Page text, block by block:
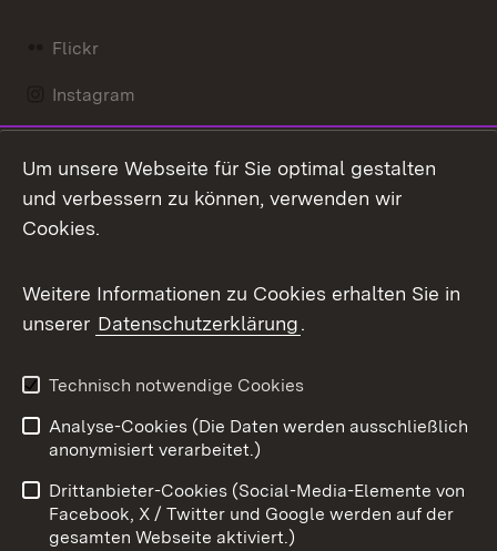
Flickr
Instagram
Mastodon
Messenger
Social Wall
X / Twitter
Youtube
Benutzungshinweise
Barrierefreiheit
Datenschutz
Cookies
Um unsere Webseite für Sie optimal gestalten
und verbessern zu können, verwenden wir
Cookies.
Weitere Informationen zu Cookies erhalten Sie in
unserer Datenschutzerklärung.
Technisch notwendige Cookies
Analyse-Cookies (Die Daten werden ausschließlich
anonymisiert verarbeitet.)
Drittanbieter-Cookies (Social-Media-Elemente von
Facebook, X / Twitter und Google werden auf der
gesamten Webseite aktiviert.)